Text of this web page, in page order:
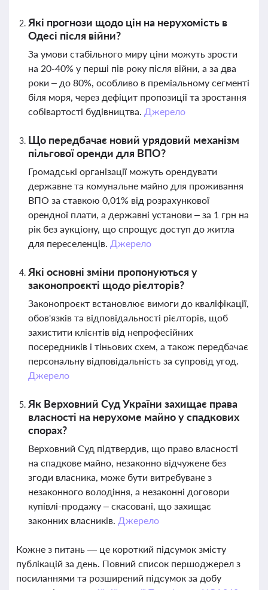
Які прогнози щодо цін на нерухомість в
Одесі після війни?
За умови стабільного миру ціни можуть зрости
на 20-40% у перші пів року після війни, а за два
роки – до 80%, особливо в преміальному сегменті
біля моря, через дефіцит пропозиції та зростання
собівартості будівництва. Джерело
Що передбачає новий урядовий механізм
пільгової оренди для ВПО?
Громадські організації можуть орендувати
державне та комунальне майно для проживання
ВПО за ставкою 0,01% від розрахункової
орендної плати, а державні установи – за 1 грн на
рік без аукціону, що спрощує доступ до житла
для переселенців. Джерело
Які основні зміни пропонуються у
законопроєкті щодо рієлторів?
Законопроєкт встановлює вимоги до кваліфікації,
обов'язків та відповідальності рієлторів, щоб
захистити клієнтів від непрофесійних
посередників і тіньових схем, а також передбачає
персональну відповідальність за супровід угод.
Джерело
Як Верховний Суд України захищає права
власності на нерухоме майно у спадкових
спорах?
Верховний Суд підтвердив, що право власності
на спадкове майно, незаконно відчужене без
згоди власника, може бути витребуване з
незаконного володіння, а незаконні договори
купівлі-продажу – скасовані, що захищає
законних власників. Джерело
Кожне з питань — це короткий підсумок змісту
публікацій за день. Повний список першоджерел з
посиланнями та розширений підсумок за добу